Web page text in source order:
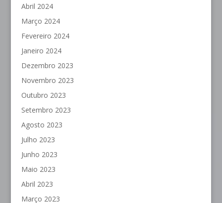
Abril 2024
Março 2024
Fevereiro 2024
Janeiro 2024
Dezembro 2023
Novembro 2023
Outubro 2023
Setembro 2023
Agosto 2023
Julho 2023
Junho 2023
Maio 2023
Abril 2023
Março 2023